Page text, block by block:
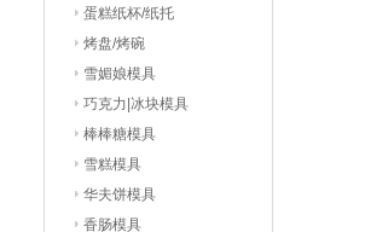
蛋糕纸杯/纸托
烤盘/烤碗
雪媚娘模具
巧克力|冰块模具
棒棒糖模具
雪糕模具
华夫饼模具
香肠模具